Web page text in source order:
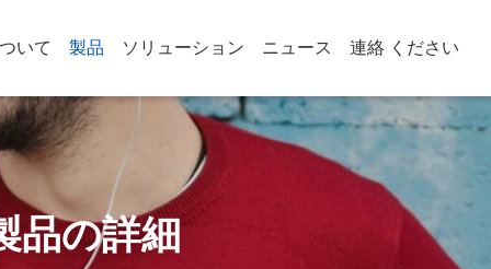
いて 製品 ソリューション ニュース 連絡 ください
品の詳細